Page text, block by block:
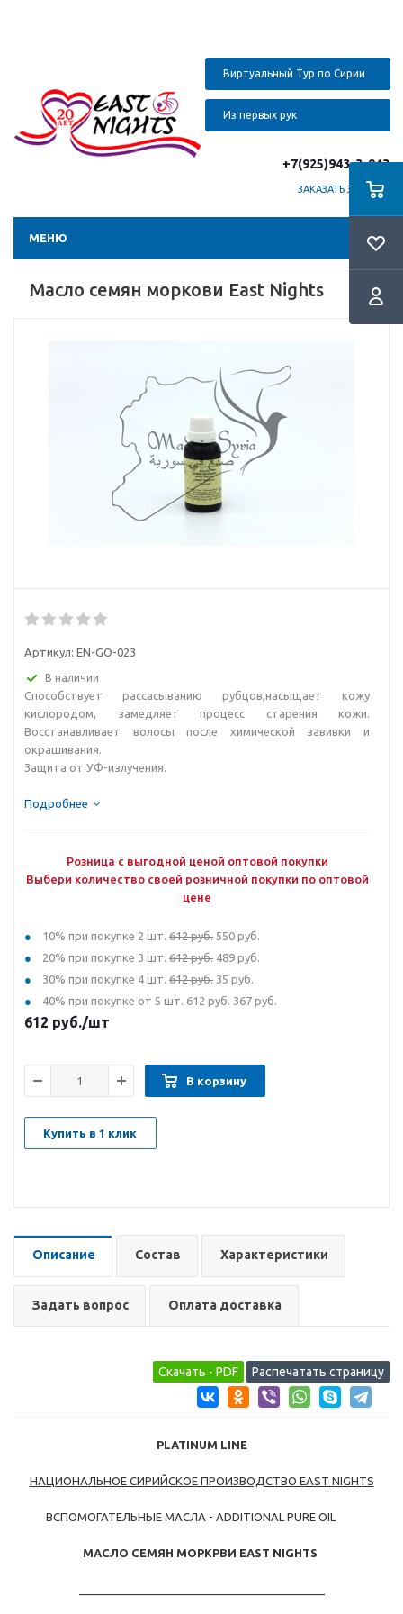
Виртуальный Тур по Сирии
Из первых рук
+7(925)943-3-943
ЗАКАЗАТЬ ЗВОНОК
МЕНЮ
Масло семян моркови East Nights
Артикул: EN-GO-023
В наличии
Способствует рассасыванию рубцов,насыщает кожу
кислородом, замедляет процесс старения кожи.
Восстанавливает волосы после химической завивки и
окрашивания.
Защита от УФ-излучения.
Подробнее
Розница с выгодной ценой оптовой покупки
Выбери количество своей розничной покупки по оптовой
цене
10% при покупке 2 шт. 612 руб. 550 руб.
20% при покупке 3 шт. 612 руб. 489 руб.
30% при покупке 4 шт. 612 руб. 35 руб.
40% при покупке от 5 шт. 612 руб. 367 руб.
612 руб./шт
В корзину
Купить в 1 клик
Описание Состав Характеристики
Задать вопрос Оплата доставка
PLATINUM LINE
НАЦИОНАЛЬНОЕ СИРИЙСКОЕ ПРОИЗВОДСТВО EAST NIGHTS
ВСПОМОГАТЕЛЬНЫЕ МАСЛА - ADDITIONAL PURE OIL
МАСЛО СЕМЯН МОРКРВИ EAST NIGHTS